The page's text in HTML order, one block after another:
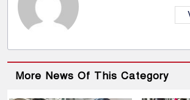
More News Of This Category